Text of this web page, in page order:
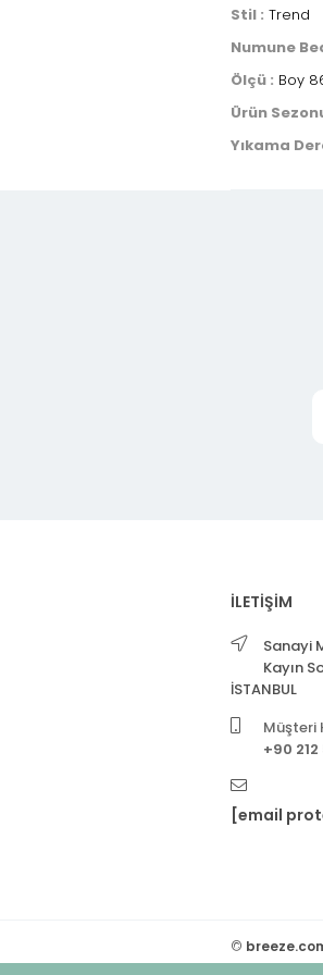
Stil : Trend
Numune
Ölçü : Boy
Ürün
Yıkama
İLETİŞİM
Sanayi
Kayın
İSTANBUL
Müşteri
+90
[email
©